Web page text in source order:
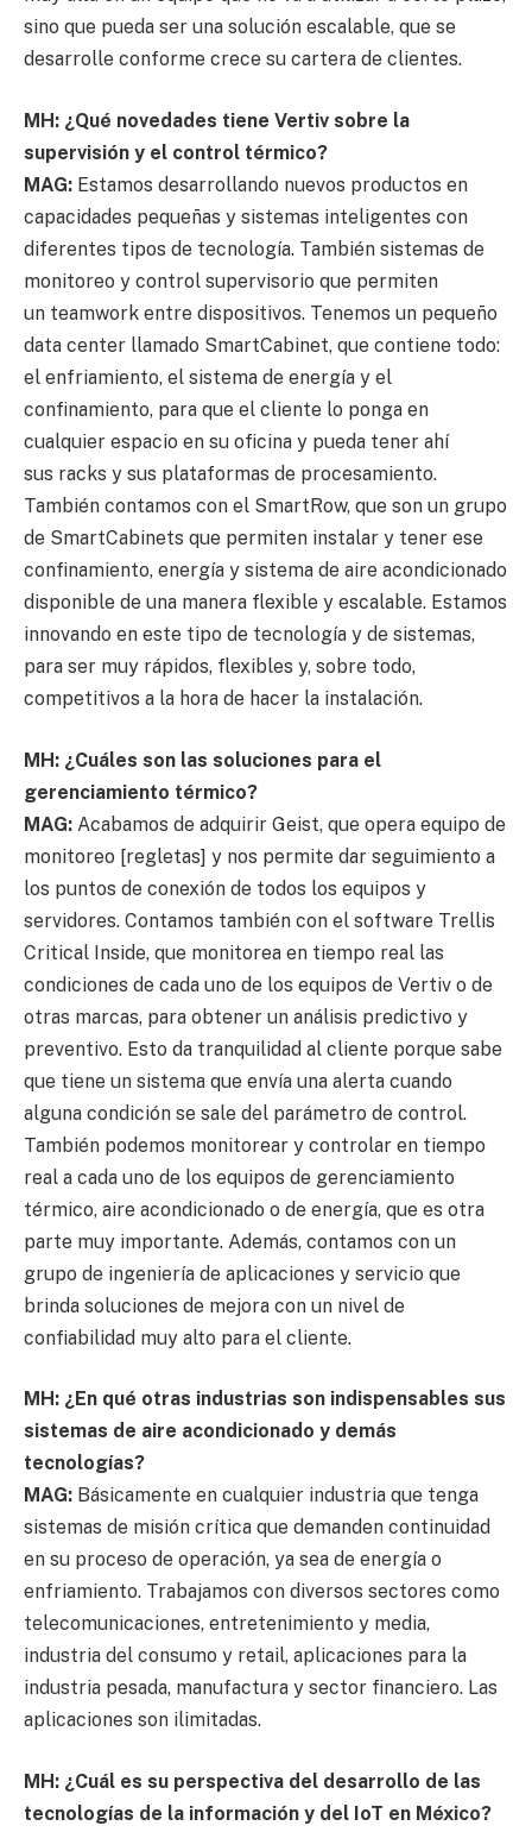
sino que pueda ser una solución escalable, que se
desarrolle conforme crece su cartera de clientes.
MH: ¿Qué novedades tiene Vertiv sobre la
supervisión y el control térmico?
MAG: Estamos desarrollando nuevos productos en
capacidades pequeñas y sistemas inteligentes con
diferentes tipos de tecnología. También sistemas de
monitoreo y control supervisorio que permiten
un teamwork entre dispositivos. Tenemos un pequeño
data center llamado SmartCabinet, que contiene todo:
el enfriamiento, el sistema de energía y el
confinamiento, para que el cliente lo ponga en
cualquier espacio en su oficina y pueda tener ahí
sus racks y sus plataformas de procesamiento.
También contamos con el SmartRow, que son un grupo
de SmartCabinets que permiten instalar y tener ese
confinamiento, energía y sistema de aire acondicionado
disponible de una manera flexible y escalable. Estamos
innovando en este tipo de tecnología y de sistemas,
para ser muy rápidos, flexibles y, sobre todo,
competitivos a la hora de hacer la instalación.
MH: ¿Cuáles son las soluciones para el
gerenciamiento térmico?
MAG: Acabamos de adquirir Geist, que opera equipo de
monitoreo [regletas] y nos permite dar seguimiento a
los puntos de conexión de todos los equipos y
servidores. Contamos también con el software Trellis
Critical Inside, que monitorea en tiempo real las
condiciones de cada uno de los equipos de Vertiv o de
otras marcas, para obtener un análisis predictivo y
preventivo. Esto da tranquilidad al cliente porque sabe
que tiene un sistema que envía una alerta cuando
alguna condición se sale del parámetro de control.
También podemos monitorear y controlar en tiempo
real a cada uno de los equipos de gerenciamiento
térmico, aire acondicionado o de energía, que es otra
parte muy importante. Además, contamos con un
grupo de ingeniería de aplicaciones y servicio que
brinda soluciones de mejora con un nivel de
confiabilidad muy alto para el cliente.
MH: ¿En qué otras industrias son indispensables sus
sistemas de aire acondicionado y demás
tecnologías?
MAG: Básicamente en cualquier industria que tenga
sistemas de misión crítica que demanden continuidad
en su proceso de operación, ya sea de energía o
enfriamiento. Trabajamos con diversos sectores como
telecomunicaciones, entretenimiento y media,
industria del consumo y retail, aplicaciones para la
industria pesada, manufactura y sector financiero. Las
aplicaciones son ilimitadas.
MH: ¿Cuál es su perspectiva del desarrollo de las
tecnologías de la información y del IoT en México?